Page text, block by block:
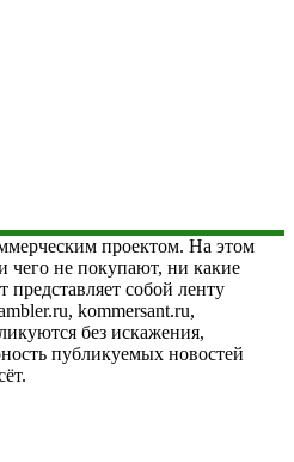
проектом. На этом
чего не покупают, ни какие
собой ленту
kommersant.ru,
без искажения,
публикуемых новостей